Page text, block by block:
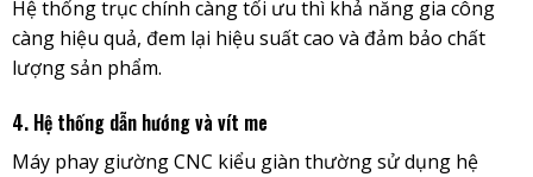
Hệ thống trục chính càng tối ưu thì khả năng gia công
càng hiệu quả, đem lại hiệu suất cao và đảm bảo chất
lượng sản phẩm.
4. Hệ thống dẫn hướng và vít me
Máy phay giường CNC kiểu giàn thường sử dụng hệ